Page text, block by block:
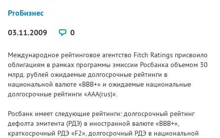
ProБизнес
03.11.2009
0
Международное рейтинговое агентство Fitch Ratings присвоило
облигациям в рамках программы эмиссии Росбанка объемом 30
млрд. рублей ожидаемые долгосрочные рейтинги в
национальной валюте «BBB+» и ожидаемые национальные
долгосрочные рейтинги «AAA(rus)».
Росбанк имеет следующие рейтинги: долгосрочный рейтинг
дефолта эмитента (РДЭ) в иностранной валюте «BBB+»,
краткосрочный РДЭ «F2», долгосрочный РДЭ в национальной